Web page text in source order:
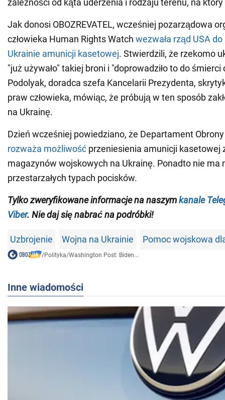
Jak donosi OBOZREVATEL, wcześniej pozarządowa
człowieka Human Rights Watch wezwała rząd USA
Ukrainie amunicji kasetowej. Stwierdzili, że rzekomo
"już używało" takiej broni i "doprowadziło to do
Podolyak, doradca szefa Kancelarii Prezydenta,
praw człowieka, mówiąc, że próbują w ten sposób
na Ukrainę.
Dzień wcześniej powiedziano, że Departament
rozważa możliwość przeniesienia amunicji kasetowej
magazynów wojskowych na Ukrainę. Ponadto nie ma
przestarzałych typach pocisków.
Tylkozweryfikowane informacje na naszymkanale
Viber. Nie daj się nabrać na podróbki!
Uzbrojenie Wojna na Ukrainie Pomoc wojskowa
/Polityka/Washington Post: Biden...
Inne wiadomości